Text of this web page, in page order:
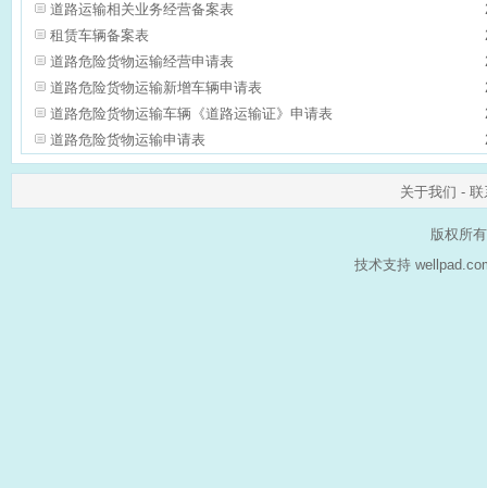
道路运输相关业务经营备案表
租赁车辆备案表
道路危险货物运输经营申请表
道路危险货物运输新增车辆申请表
道路危险货物运输车辆《道路运输证》申请表
道路危险货物运输申请表
关于我们 - 联
版权所
技术支持